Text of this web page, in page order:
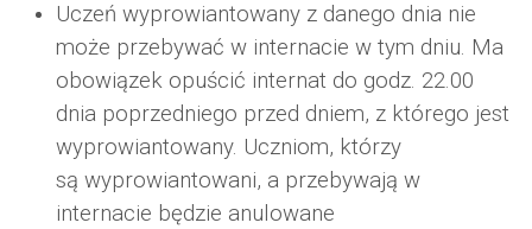
Uczeń wyprowiantowany z danego dnia nie
może przebywać w internacie w tym dniu. Ma
obowiązek opuścić internat do godz. 22.00
dnia poprzedniego przed dniem, z którego jest
wyprowiantowany. Uczniom, którzy
są wyprowiantowani, a przebywają w
internacie będzie anulowane